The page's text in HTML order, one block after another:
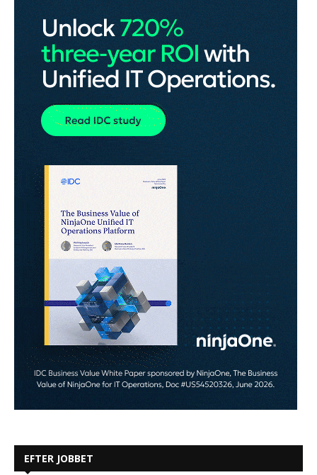
EFTER JOBBET